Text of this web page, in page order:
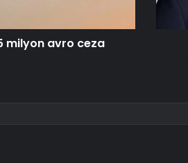
milyon avro ceza